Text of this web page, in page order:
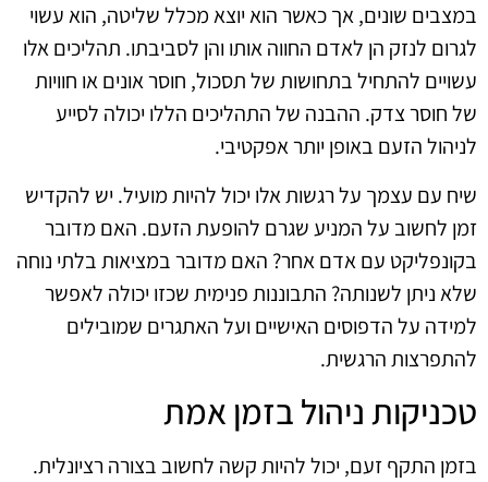
במצבים שונים, אך כאשר הוא יוצא מכלל שליטה, הוא עשוי
לגרום לנזק הן לאדם החווה אותו והן לסביבתו. תהליכים אלו
עשויים להתחיל בתחושות של תסכול, חוסר אונים או חוויות
של חוסר צדק. ההבנה של התהליכים הללו יכולה לסייע
לניהול הזעם באופן יותר אפקטיבי.
שיח עם עצמך על רגשות אלו יכול להיות מועיל. יש להקדיש
זמן לחשוב על המניע שגרם להופעת הזעם. האם מדובר
בקונפליקט עם אדם אחר? האם מדובר במציאות בלתי נוחה
שלא ניתן לשנותה? התבוננות פנימית שכזו יכולה לאפשר
למידה על הדפוסים האישיים ועל האתגרים שמובילים
להתפרצות הרגשית.
טכניקות ניהול בזמן אמת
בזמן התקף זעם, יכול להיות קשה לחשוב בצורה רציונלית.